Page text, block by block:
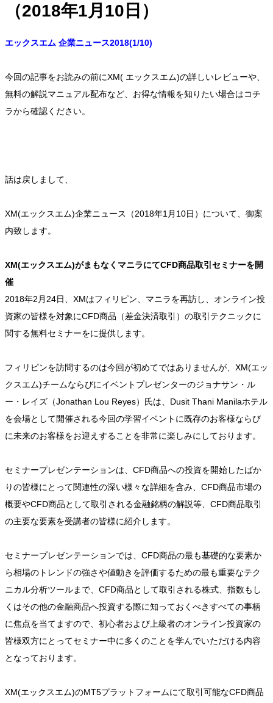
（2018年1月10日）
エックスエム 企業ニュース2018(1/10)
今回の記事をお読みの前にXM( エックスエム)の詳しいレビューや、
無料の解説マニュアル配布など、お得な情報を知りたい場合はコチ
ラから確認ください。
話は戻しまして、
XM(エックスエム)企業ニュース（2018年1月10日）について、御案
内致します。
XM(エックスエム)がまもなくマニラにてCFD商品取引セミナーを開
催
2018年2月24日、XMはフィリピン、マニラを再訪し、オンライン投
資家の皆様を対象にCFD商品（差金決済取引）の取引テクニックに
関する無料セミナーをに提供します。
フィリピンを訪問するのは今回が初めてではありませんが、XM(エッ
クスエム)チームならびにイベントプレゼンターのジョナサン・ル
ー・レイズ（Jonathan Lou Reyes）氏は、Dusit Thani Manilaホテル
を会場として開催される今回の学習イベントに既存のお客様ならび
に未来のお客様をお迎えすることを非常に楽しみにしております。
セミナープレゼンテーションは、CFD商品への投資を開始したばか
りの皆様にとって関連性の深い様々な詳細を含み、CFD商品市場の
概要やCFD商品として取引される金融銘柄の解説等、CFD商品取引
の主要な要素を受講者の皆様に紹介します。
セミナープレゼンテーションでは、CFD商品の最も基礎的な要素か
ら相場のトレンドの強さや値動きを評価するための最も重要なテク
ニカル分析ツールまで、CFD商品として取引される株式、指数もし
くはその他の金融商品へ投資する際に知っておくべきすべての事柄
に焦点を当てますので、初心者および上級者のオンライン投資家の
皆様双方にとってセミナー中に多くのことを学んでいただける内容
となっております。
XM(エックスエム)のMT5プラットフォームにて取引可能なCFD商品